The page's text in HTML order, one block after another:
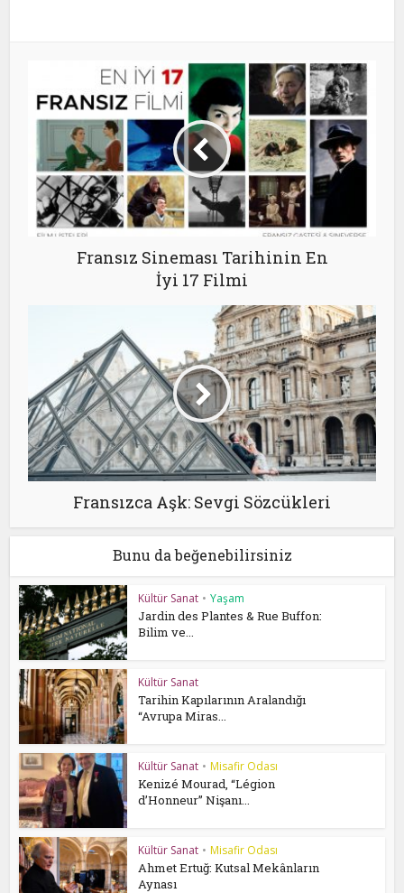
Fransız Sineması Tarihinin En
İyi 17 Filmi
Fransızca Aşk: Sevgi Sözcükleri
Bunu da beğenebilirsiniz
Kültür Sanat • Yaşam
Jardin des Plantes & Rue Buffon:
Bilim ve...
Kültür Sanat
Tarihin Kapılarının Aralandığı
“Avrupa Miras...
Kültür Sanat • Misafir Odası
Kenizé Mourad, “Légion
d’Honneur” Nişanı...
Kültür Sanat • Misafir Odası
Ahmet Ertuğ: Kutsal Mekânların
Aynası